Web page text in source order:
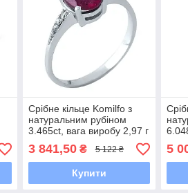
Срібне кільце Komilfo з
натуральним рубіном
3.465ct, вага виробу 2,97 г
(0503158) 18.5 розмір
3.04, 17"
3 841,50₴ 5 122 ₴
Купити
5